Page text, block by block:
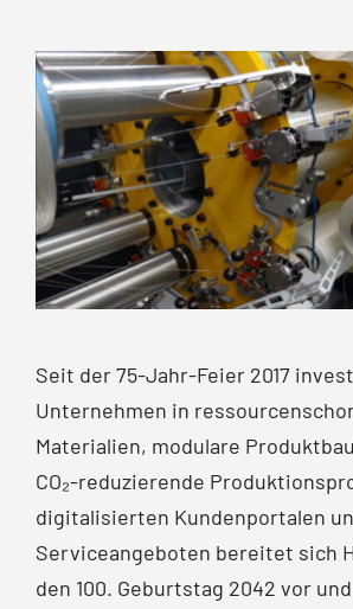
Seit der 75-Jahr-Feier 2017
Unternehmen in
Materialien, modulare
CO₂-reduzierende
digitalisierten Kunden­portalen
Serviceangeboten bereitet sich
den 100. Geburtstag 2042 vor